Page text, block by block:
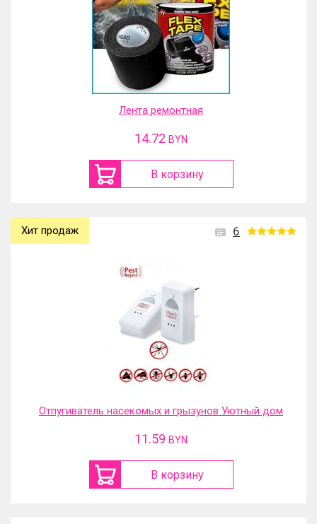
Лента ремонтная
14.72 BYN
В корзину
6
Хит продаж
Отпугиватель насекомых и грызунов Уютный дом
11.59 BYN
В корзину